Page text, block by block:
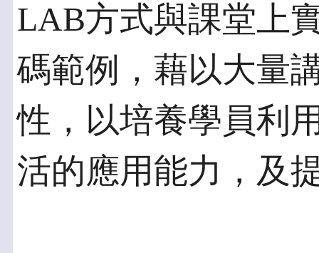
LAB方式與課堂上
碼範例，藉以大量
性，以培養學員利
活的應用能力，及